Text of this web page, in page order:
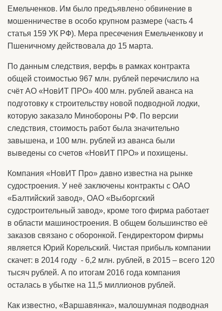
Емельченков. Им было предъявлено обвинение в
мошенничестве в особо крупном размере (часть 4
статья 159 УК РФ). Мера пресечения Емельченкову и
Пшеничному действовала до 15 марта.
По данным следствия, верфь в рамках контракта
общей стоимостью 967 млн. рублей перечислило на
счёт АО «НовИТ ПРО» 400 млн. рублей аванса на
подготовку к строительству новой подводной лодки,
которую заказало Минобороны РФ. По версии
следствия, стоимость работ была значительно
завышена, и 100 млн. рублей из аванса были
выведены со счетов «НовИТ ПРО» и похищены.
Компания «НовИТ Про» давно известна на рынке
судостроения. У неё заключены контракты с ОАО
«Балтийский завод», ОАО «Выборгский
судостроительный завод», кроме того фирма работает
в области машиностроения. В общем большинство её
заказов связано с оборонкой. Гендиректором фирмы
является Юрий Корельский. Чистая прибыль компании
скачет: в 2014 году - 6,2 млн. рублей, в 2015 – всего 120
тысяч рублей. А по итогам 2016 года компания
осталась в убытке на 11,5 миллионов рублей.
Как известно, «Варшавянка», малошумная подводная